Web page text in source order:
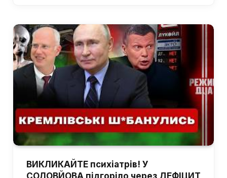
ВИКЛИКАЙТЕ психіатрів! У
СОЛОВЙОВА підгоріло через ДЕФІЦИТ